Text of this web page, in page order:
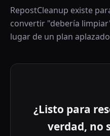
RepostCleanup existe
convertir "debería
lugar de un plan
¿Listo para
verdad, no